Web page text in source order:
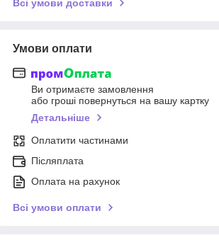
Всі умови доставки
Умови оплати
Ви отримаєте замовлення
або гроші повернуться на вашу картку
Детальніше
Оплатити частинами
Післяплата
Оплата на рахунок
Всі умови оплати